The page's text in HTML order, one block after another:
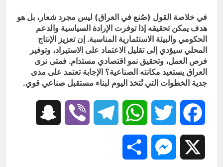
في خلاصة القول (صُنع في العراق) ليس مجرد شعار، بل هو
هدف يمكن تحقيقه إذا توفرت الإرادة السياسية والدعم
الحكومي والبيئة الاستثمارية المناسبة. إن تعزيز الإنتاج
المحلي سيؤدي إلى تقليل الاعتماد على الاستيراد، وتوفير
فرص العمل، وتحقيق نمو اقتصادي مستدام. فمتى نرى
العراق يستعيد مكانته الصناعية؟ الإجابة تعتمد على مدى
جدية الخطوات التي تُتخذ اليوم لبناء مستقبل صناعي قوي.
Facebook
Twitter
WhatsApp
Telegram
Viber
Messenger